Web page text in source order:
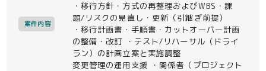
案件内容
・移行方針・方式の再整理およびWBS・課
題/リスクの見直し・更新（引継ぎ前提）
・移行計画書・手順書・カットオーバー計画
の整備・改訂 ・テスト/リハーサル（ドライ
ラン）の計画立案と実施調整
変更管理の運用支援 ・関係者（プロジェクト